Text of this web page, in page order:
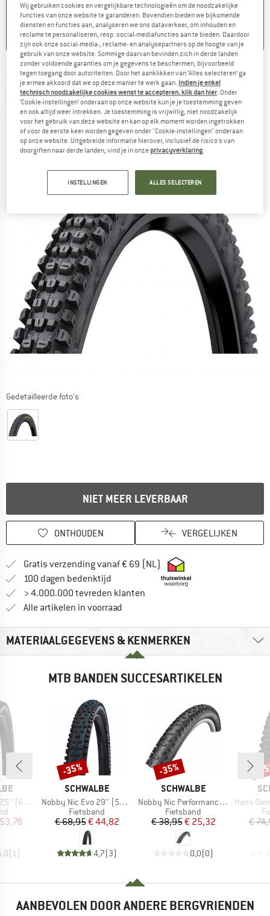
0,0(0) 0,0(0)
CONTINENTAL -Kryptotal-F Enduro Soft 27,5
x 2,40'' (60-584) - Fietsband
(0)
Gedetailleerde foto's
NIET MEER LEVERBAAR
ONTHOUDEN VERGELIJKEN
Gratis verzending vanaf € 69 (NL) Vind hier de
100 dagen bedenktijd Vind de betalingsinformatie hier!
> 4.000.000 tevreden klanten
Alle artikelen in voorraad
MATERIAALGEGEVENS & KENMERKEN
MTB BANDEN SUCCESARTIKELEN
Trail TLE
prijs
(1 )
MERK
SCHWALBE
Artikel
Nobby Nic Evo 29'' (57-622) Super Ground FB TLE
Productgroep
Fietsband
Prijs
€ 68,95Verlaagde prijs
€ 44,82
4,7(3)
Korting
-35%
MERK
SCHWALBE
Artikel
Nobby Nic Performance 29'' (62-622) Folding
Productgroep
Fietsband
Prijs
€ 38,95Verlaagde prijs
€ 25,32
0,0(0)
Korting
-35%
Artikel
Hans Dampf Evo
€
-
AANBEVOLEN DOOR ANDERE BERGVRIENDEN
Wij gebruiken cookies en vergelijkbare technologieën om de noodzakelijke
functies van onze website te garanderen. Bovendien bieden we bijkomende
diensten en functies aan, analyseren we ons dataverkeer, om inhouden en
reclame te personaliseren, resp. social-mediafuncties aan te bieden. Daardoor
zijn ook onze social-media-, reclame- en analysepartners op de hoogte van je
gebruik van onze website. Sommige daarvan bevinden zich in derde landen
zonder voldoende garanties om je gegevens te beschermen, bijvoorbeeld
tegen toegang door autoriteiten. Door het aanklikken van ‘Alles selecteren’ ga
je ermee akkoord dat we op deze manier te werk gaan. Indien je enkel
technisch noodzakelijke cookies wenst te accepteren, klik dan hier . Onder
‘Cookie-instellingen’ onderaan op onze website kun je je toestemming geven
en ook altijd weer intrekken. Je toestemming is vrijwillig, niet noodzakelijk
voor het gebruik van deze website en kan op elk moment worden ingetrokken
of voor de eerste keer worden gegeven onder "Cookie-instellingen" onderaan
op onze website. Uitgebreide informatie hierover, inclusief de risico's van
doorgiften naar derde landen, vind je in onze privacyverklaring
INSTELLINGEN ALLES SELECTEREN